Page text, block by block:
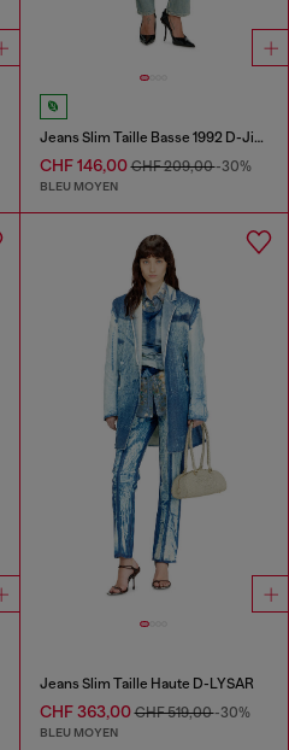
Jeans Slim Taille Basse 1992 D-Jiann
CHF 146,00CHF 209,00-30%
BLEU MOYEN
Jeans Slim Taille Haute D-LYSAR
CHF 363,00CHF 519,00-30%
BLEU MOYEN